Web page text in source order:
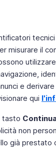
misurare il
e
qui
tasto
non
già